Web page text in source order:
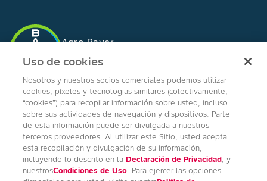
Agro Bayer
España
SÍGUENOS EN
Uso de cookies
Nosotros y nuestros socios comerciales podemos utilizar
cookies, píxeles y tecnologías similares (colectivamente,
“cookies”) para recopilar información sobre usted, incluso
sobre sus actividades de navegación y dispositivos. Parte
de esta información puede ser divulgada a nuestros
terceros proveedores. Al utilizar este Sitio, usted acepta
esta recopilación y divulgación de su información,
incluyendo lo descrito en laDeclaración de Privacidad, y
nuestrosCondiciones de Uso. Para ejercer las opciones